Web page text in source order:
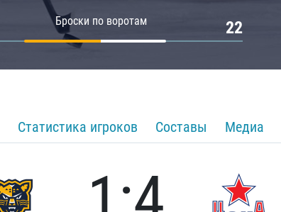
Броски по воротам 22
Статистика игроков Составы Медиа